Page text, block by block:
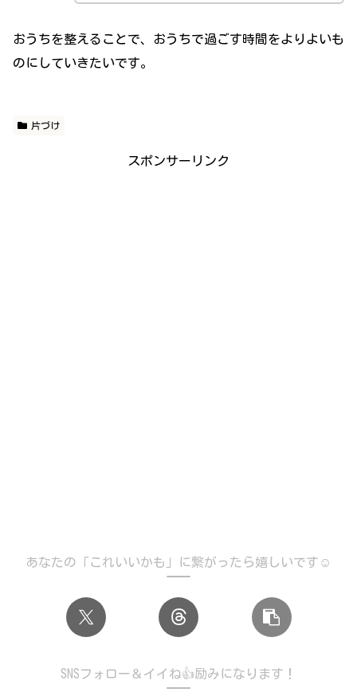
おうちを整えることで、おうちで過ごす時間をよりよいも
のにしていきたいです。
片づけ
スポンサーリンク
あなたの「これいいかも」に繋がったら嬉しいです☺️
SNSフォロー＆イイね👍励みになります！